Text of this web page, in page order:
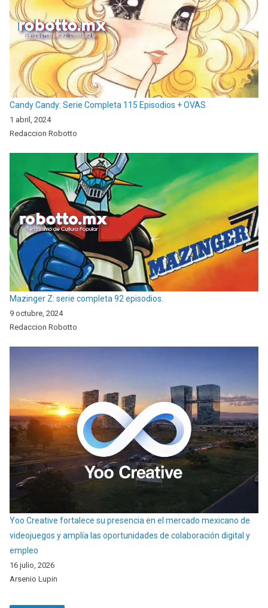
Candy Candy: Serie Completa 115 Episodios + OVAS
1 abril, 2024
Redaccion Robotto
Mazinger Z: serie completa 92 episodios.
9 octubre, 2024
Redaccion Robotto
Yoo Creative fortalece su presencia en el mercado mexicano de
videojuegos y amplía las oportunidades de colaboración digital y
empleo
16 julio, 2026
Arsenio Lupin